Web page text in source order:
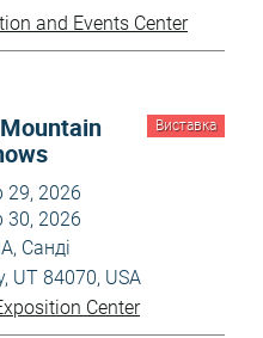
and Events Center
Виставка
29, 2026
30, 2026
Санді
UT 84070, USA
Center